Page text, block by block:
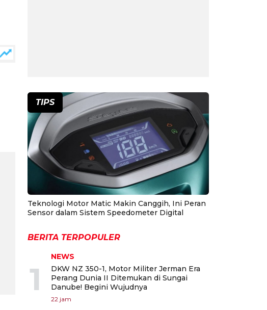
TIPS
Teknologi Motor Matic Makin Canggih, Ini Peran
Sensor dalam Sistem Speedometer Digital
BERITA TERPOPULER
1
NEWS
DKW NZ 350-1, Motor Militer Jerman Era
Perang Dunia II Ditemukan di Sungai
Danube! Begini Wujudnya
22 jam